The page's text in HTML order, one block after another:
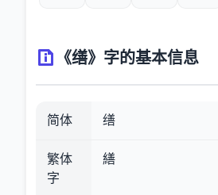
《缮》字的基本信息
简体 缮
繁体
字
繕